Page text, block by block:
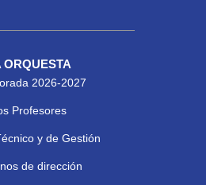
ORQUESTA
2026-2027
Profesores
y de Gestión
de dirección